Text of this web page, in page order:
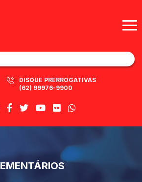
DISQUE PRERROGATIVAS
(62) 99976-9900
EMENTÁRIOS